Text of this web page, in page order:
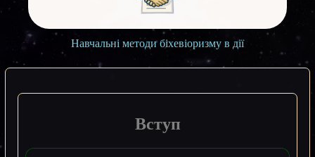
Навчальні методи біхевіоризму в дії
Вступ